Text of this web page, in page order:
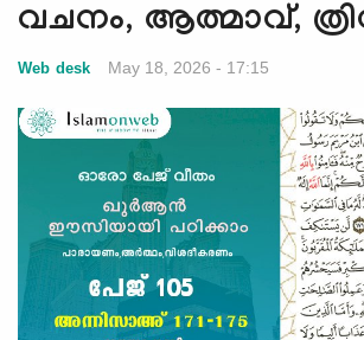
o
n
വചനം, ആത്മാവ്,
Web desk May 18, 2026 - 17:15